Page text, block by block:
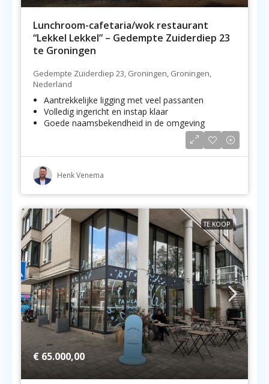
Lunchroom-cafetaria/wok restaurant
“Lekkel Lekkel” – Gedempte Zuiderdiep 23
te Groningen
Gedempte Zuiderdiep 23, Groningen, Groningen,
Nederland
Aantrekkelijke ligging met veel passanten
Volledig ingericht en instap klaar
Goede naamsbekendheid in de omgeving
Henk Venema
TE KOOP
€ 65.000,00